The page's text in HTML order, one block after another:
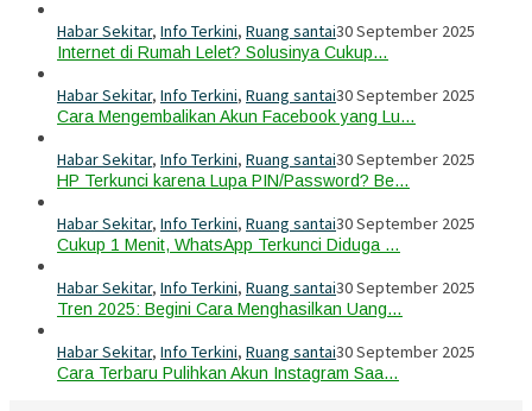
Habar Sekitar, Info Terkini, Ruang santai30 September 2025
Internet di Rumah Lelet? Solusinya Cukup…
Habar Sekitar, Info Terkini, Ruang santai30 September 2025
Cara Mengembalikan Akun Facebook yang Lu…
Habar Sekitar, Info Terkini, Ruang santai30 September 2025
HP Terkunci karena Lupa PIN/Password? Be…
Habar Sekitar, Info Terkini, Ruang santai30 September 2025
Cukup 1 Menit, WhatsApp Terkunci Diduga …
Habar Sekitar, Info Terkini, Ruang santai30 September 2025
Tren 2025: Begini Cara Menghasilkan Uang…
Habar Sekitar, Info Terkini, Ruang santai30 September 2025
Cara Terbaru Pulihkan Akun Instagram Saa…